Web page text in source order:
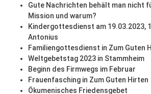
Gute Nachrichten behält man nicht
Mission und warum?
Kindergottesdienst am 19.03.2023,
Antonius
Familiengottesdienst in Zum Guten
Weltgebetstag 2023 in Stammheim
Beginn des Firmwegs im Februar
Frauenfasching in Zum Guten Hirten
Ökumenisches Friedensgebet